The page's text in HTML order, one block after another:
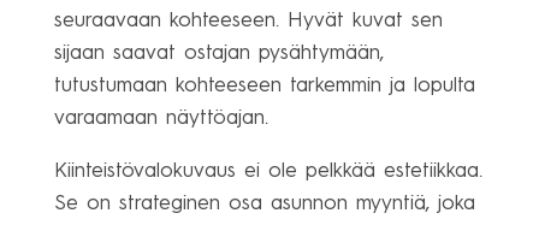
seuraavaan kohteeseen. Hyvät kuvat sen
sijaan saavat ostajan pysähtymään,
tutustumaan kohteeseen tarkemmin ja lopulta
varaamaan näyttöajan.
Kiinteistövalokuvaus ei ole pelkkää estetiikkaa.
Se on strateginen osa asunnon myyntiä, joka